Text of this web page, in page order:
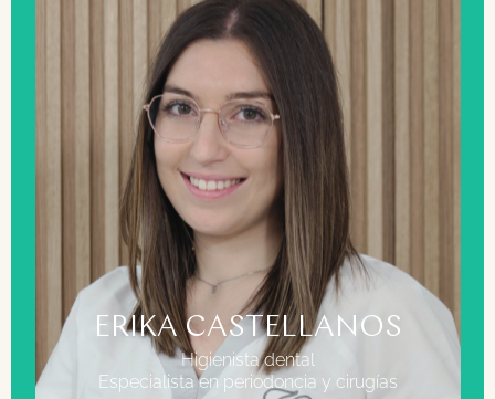
ERIKA CASTELLANOS
Higienista dental
Especialista en periodoncia y cirugías
FORMACIÓN
Grado Superior en Higiene Bucodental